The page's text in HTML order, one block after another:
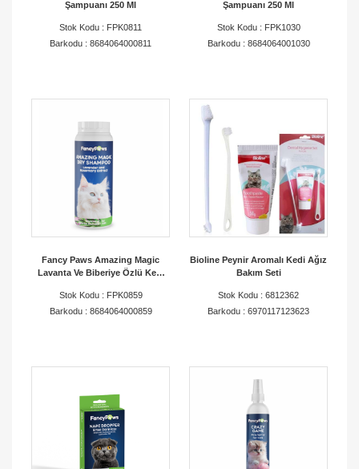
Şampuanı 250 Ml
Stok Kodu : FPK0811
Barkodu : 8684064000811
Şampuanı 250 Ml
Stok Kodu : FPK1030
Barkodu : 8684064001030
Fancy Paws Amazing Magic
Lavanta Ve Biberiye Özlü Kedi
Stok Kodu : FPK0859
Barkodu : 8684064000859
Bioline Peynir Aromalı Kedi Ağız
Bakım Seti
Stok Kodu : 6812362
Barkodu : 6970117123623